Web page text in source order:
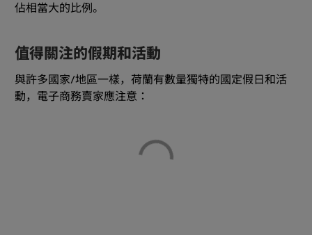
佔相當大的比例。
值得關注的假期和活動
與許多國家/地區一樣，荷蘭有數量獨特的國定假日和活
動，電子商務賣家應注意：